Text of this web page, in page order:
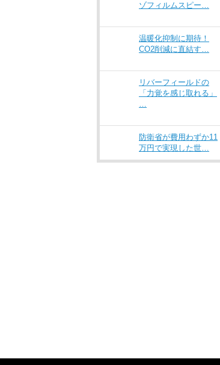
ゾフィルムスピー…
温暖化抑制に期待！
CO2削減に直結す…
リバーフィールドの
「力覚を感じ取れる」
…
防衛省が費用わずか11
万円で実現した世…